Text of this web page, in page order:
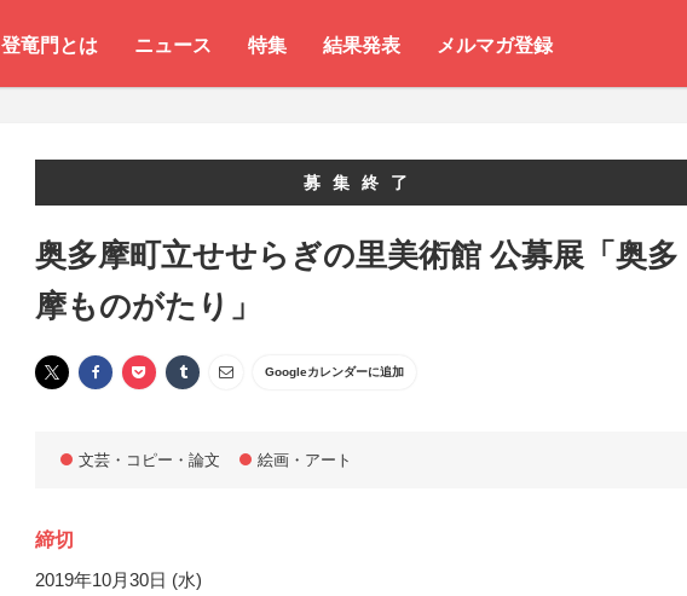
登竜門とは ニュース 特集 結果発表 メルマガ登録
募集終了
奥多摩町立せせらぎの里美術館 公募展「奥多
摩ものがたり」
Googleカレンダーに追加
文芸・コピー・論文 絵画・アート
締切
2019年10月30日 (水)